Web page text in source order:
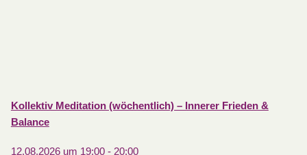
Kollektiv Meditation (wöchentlich) – Innerer Frieden &
Balance
12.08.2026 um 19:00- 20:00